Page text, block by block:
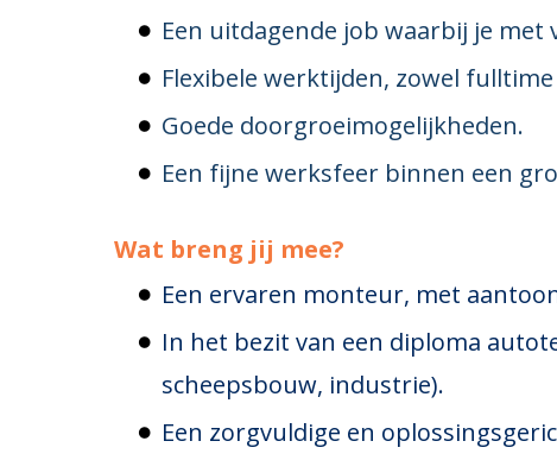
Een uitdagende job waarbij je
Flexibele werktijden, zowel
Goede doorgroeimogelijkheden.
Een fijne werksfeer binnen een
Wat breng jij mee?
Een ervaren monteur, met
In het bezit van een diploma
scheepsbouw, industrie).
Een zorgvuldige en